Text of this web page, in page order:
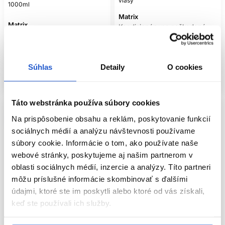
Súhlas Detaily O cookies
Táto webstránka používa súbory cookies
Na prispôsobenie obsahu a reklám, poskytovanie funkcií
sociálnych médií a analýzu návštevnosti používame
súbory cookie. Informácie o tom, ako používate naše
webové stránky, poskytujeme aj našim partnerom v
oblasti sociálnych médií, inzercie a analýzy. Títo partneri
môžu príslušné informácie skombinovať s ďalšími
údajmi, ktoré ste im poskytli alebo ktoré od vás získali,
keď ste používali ich služby.
Pri bežnom umytí použite šampón a kondicionér. Raz
týždenne alebo podľa potreby vymeňte kondicionér za
masku. Pred sušením pridajte malé množstvo
bezoplachového balzamu a po úprave prípadne olejové
sérum. Pri jemných vlasoch zvoľte iba jeden leave-in krok;
postupne zvýšiť. Sledujte výsledok, nie predstavu, že
kompletný rad sa musí použiť naraz.
AKO PREDCHÁDZAŤ
ĎALŠIEMU LÁMANIU
Po umytí vodu jemne vytlačte a vlasy nedrhnite.
Rozčesávajte od končekov vhodnou kefou alebo hrebeňom.
Obmedzte veľmi tesné účesy, tupé gumičky a časté
prechádzanie horúcim nástrojom. Chemické služby plánujte
s profesionálom a rešpektujte stav dĺžok. Rozštiepené konce
zastrihnite; sérum ich môže uhladiť iba dočasne.
STAROSTLIVOSŤ MEDZI
1000ml
Matrix
Kúpiť
Skladom ㅤ
Matrix
Kondicionéry na poškodené